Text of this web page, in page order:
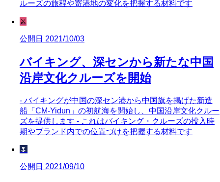
ルーズの旅程や寄港地の変化を把握する材料です
⚔️
公開日 2021/10/03
バイキング、深センから新たな中国
沿岸文化クルーズを開始
- バイキングが中国の深セン港から中国旗を掲げた新造
船「CM-Yidun」の初航海を開始し、中国沿岸文化クルー
ズを提供します - これはバイキング・クルーズの投入時
期やブランド内での位置づけを把握する材料です
🌷
公開日 2021/09/10